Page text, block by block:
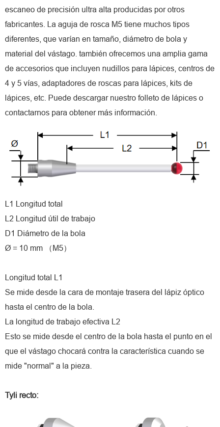
escaneo de precisión ultra alta producidas por otros
fabricantes. La aguja de rosca M5 tiene muchos tipos
diferentes, que varían en tamaño, diámetro de bola y
material del vástago. también ofrecemos una amplia gama
de accesorios que incluyen nudillos para lápices, centros de
4 y 5 vías, adaptadores de roscas para lápices, kits de
lápices, etc. Puede descargar nuestro folleto de lápices o
contactarnos para obtener más información.
L1 Longitud total
L2 Longitud útil de trabajo
D1 Diámetro de la bola
Ø = 10 mm （M5）
Longitud total L1
Se mide desde la cara de montaje trasera del lápiz óptico
hasta el centro de la bola.
La longitud de trabajo efectiva L2
Esto se mide desde el centro de la bola hasta el punto en el
que el vástago chocará contra la característica cuando se
mide "normal" a la pieza.
Tyli recto: